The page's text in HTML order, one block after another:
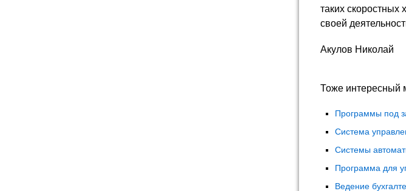
таких скоростных
своей
Акулов Николай
Тоже интересный
Программы под
Система
Системы
Программа для
Ведение